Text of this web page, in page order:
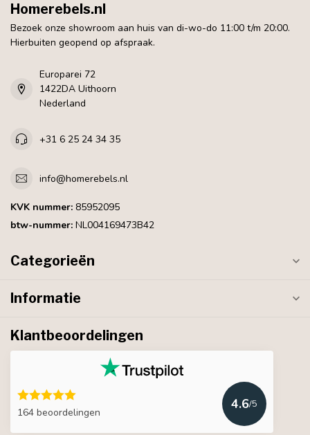
Homerebels.nl
Bezoek onze showroom aan huis van di-wo-do 11:00 t/m 20:00.
Hierbuiten geopend op afspraak.
Europarei 72
1422DA Uithoorn
Nederland
+31 6 25 24 34 35
info@homerebels.nl
KVK nummer: 85952095
btw-nummer: NL004169473B42
Categorieën
Informatie
Klantbeoordelingen
164 beoordelingen
4.6/5